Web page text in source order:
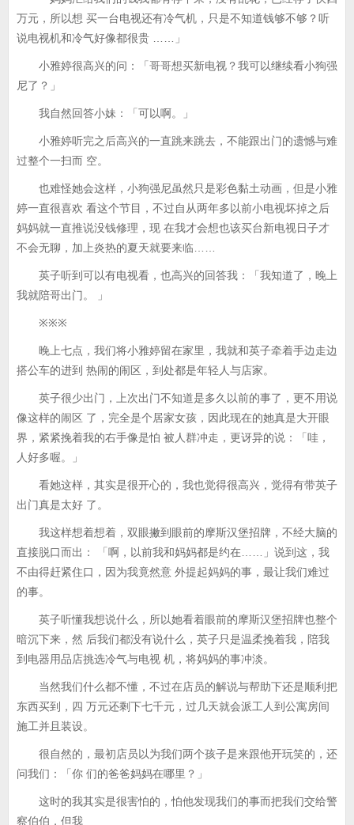
万元，所以想 买一台电视还有冷气机，只是不知道钱够不够？听
说电视机和冷气好像都很贵 ……」
小雅婷很高兴的问：「哥哥想买新电视？我可以继续看小狗强
尼了？」
我自然回答小妹：「可以啊。」
小雅婷听完之后高兴的一直跳来跳去，不能跟出门的遗憾与难
过整个一扫而 空。
也难怪她会这样，小狗强尼虽然只是彩色黏土动画，但是小雅
婷一直很喜欢 看这个节目，不过自从两年多以前小电视坏掉之后
妈妈就一直推说没钱修理，现 在我才会想也该买台新电视日子才
不会无聊，加上炎热的夏天就要来临……
英子听到可以有电视看，也高兴的回答我：「我知道了，晚上
我就陪哥出门。 」
※※※
晚上七点，我们将小雅婷留在家里，我就和英子牵着手边走边
搭公车的进到 热闹的闹区，到处都是年轻人与店家。
英子很少出门，上次出门不知道是多久以前的事了，更不用说
像这样的闹区 了，完全是个居家女孩，因此现在的她真是大开眼
界，紧紧挽着我的右手像是怕 被人群冲走，更讶异的说：「哇，
人好多喔。」
看她这样，其实是很开心的，我也觉得很高兴，觉得有带英子
出门真是太好 了。
我这样想着想着，双眼撇到眼前的摩斯汉堡招牌，不经大脑的
直接脱口而出： 「啊，以前我和妈妈都是约在……」说到这，我
不由得赶紧住口，因为我竟然意 外提起妈妈的事，最让我们难过
的事。
英子听懂我想说什么，所以她看着眼前的摩斯汉堡招牌也整个
暗沉下来，然 后我们都没有说什么，英子只是温柔挽着我，陪我
到电器用品店挑选冷气与电视 机，将妈妈的事冲淡。
当然我们什么都不懂，不过在店员的解说与帮助下还是顺利把
东西买到，四 万元还剩下七千元，过几天就会派工人到公寓房间
施工并且装设。
很自然的，最初店员以为我们两个孩子是来跟他开玩笑的，还
问我们：「你 们的爸爸妈妈在哪里？」
这时的我其实是很害怕的，怕他发现我们的事而把我们交给警
察伯伯，但我